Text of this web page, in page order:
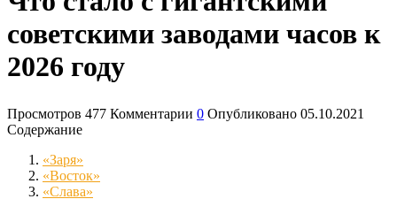
советскими заводами часов к
2026 году
Просмотров 477 Комментарии 0 Опубликовано 05.10.2021
Содержание
«Заря»
«Восток»
«Слава»